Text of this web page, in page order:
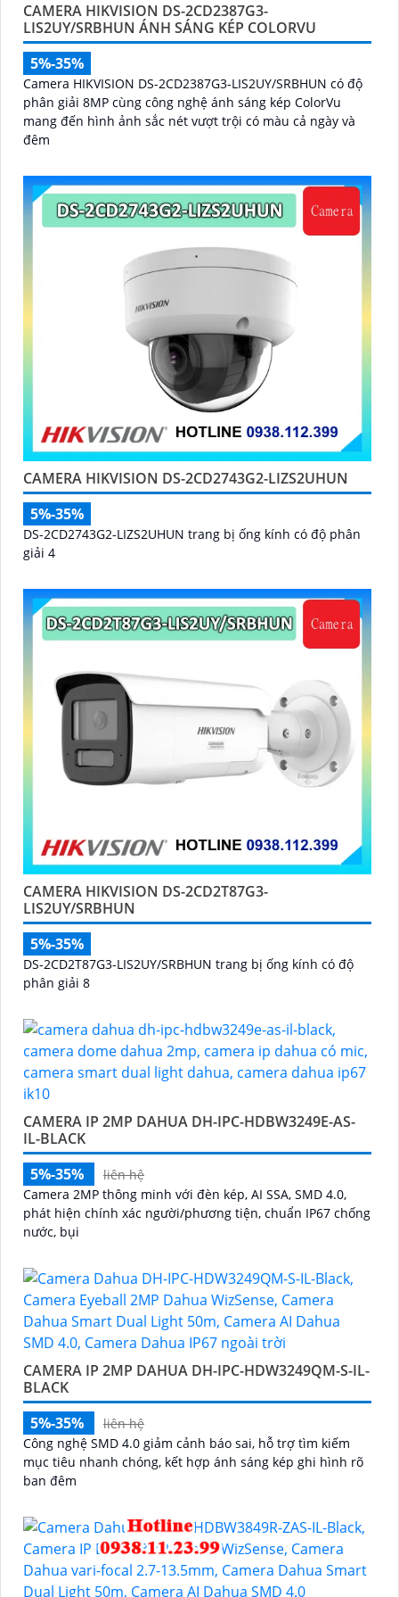
CAMERA HIKVISION DS-2CD2387G3-
LIS2UY/SRBHUN ÁNH SÁNG KÉP COLORVU
5%-35%
Camera HIKVISION DS-2CD2387G3-LIS2UY/SRBHUN có độ
phân giải 8MP cùng công nghệ ánh sáng kép ColorVu
mang đến hình ảnh sắc nét vượt trội có màu cả ngày và
đêm
CAMERA HIKVISION DS-2CD2743G2-LIZS2UHUN
5%-35%
DS-2CD2743G2-LIZS2UHUN trang bị ống kính có độ phân
giải 4
CAMERA HIKVISION DS-2CD2T87G3-
LIS2UY/SRBHUN
5%-35%
DS-2CD2T87G3-LIS2UY/SRBHUN trang bị ống kính có độ
phân giải 8
CAMERA IP 2MP DAHUA DH-IPC-HDBW3249E-AS-
IL-BLACK
5%-35%
liên hệ
Camera 2MP thông minh với đèn kép, AI SSA, SMD 4.0,
phát hiện chính xác người/phương tiện, chuẩn IP67 chống
nước, bụi
CAMERA IP 2MP DAHUA DH-IPC-HDW3249QM-S-IL-
BLACK
5%-35%
liên hệ
Công nghệ SMD 4.0 giảm cảnh báo sai, hỗ trợ tìm kiếm
mục tiêu nhanh chóng, kết hợp ánh sáng kép ghi hình rõ
ban đêm